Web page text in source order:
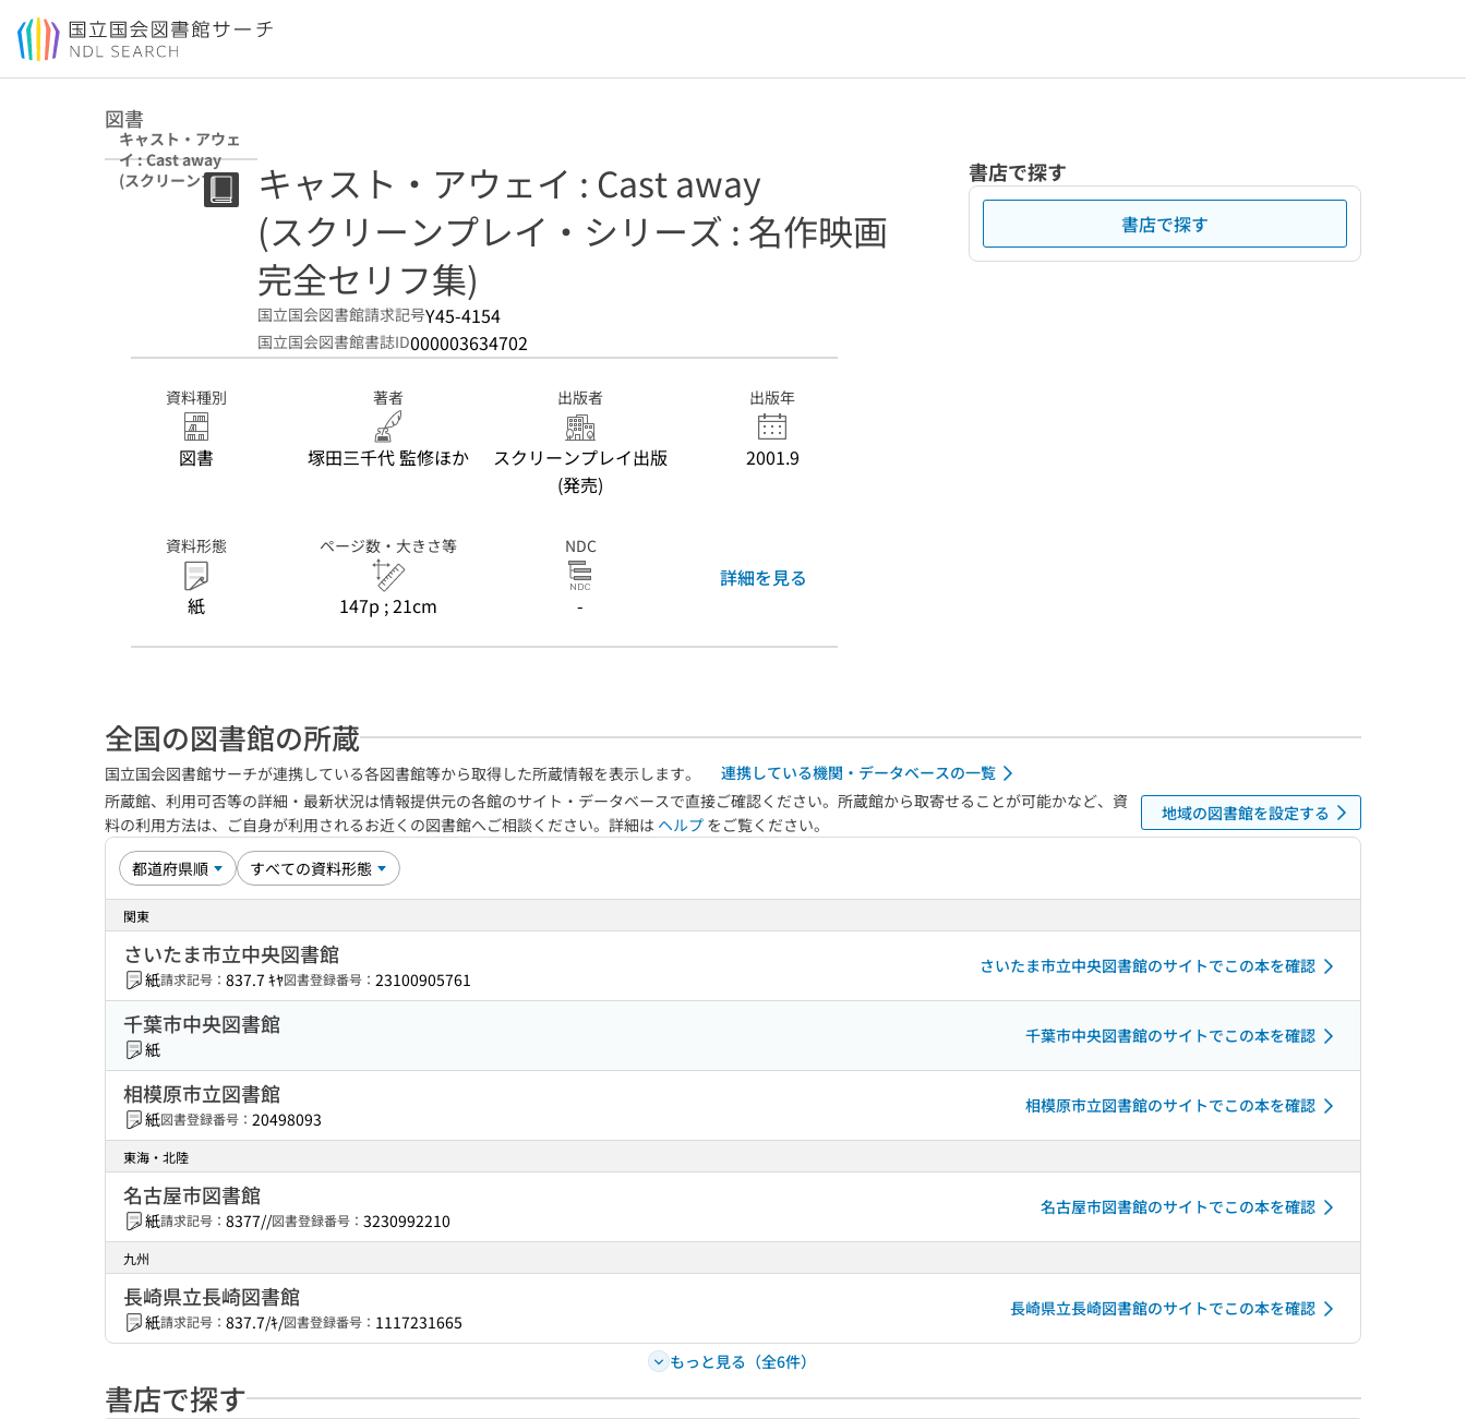
本文へ移動
図書
キャスト・アウェ
イ : Cast away
(スクリーンプレ
イ・シリーズ : 名
キャスト・アウェイ : Cast away
(スクリーンプレイ・シリーズ : 名作映画
完全セリフ集)
国立国会図書館請求記号Y45-4154
国立国会図書館書誌ID000003634702
資料種別
図書
著者
塚田三千代 監修ほか
出版者
スクリーンプレイ出版
(発売)
出版年
2001.9
資料形態
紙
ページ数・大きさ等
147p ; 21cm
NDC
-
詳細を見る
書店で探す
書店で探す
全国の図書館の所蔵
国立国会図書館サーチが連携している各図書館等から取得した所蔵情報を表示します。
連携している機関・データベースの一覧
所蔵館、利用可否等の詳細・最新状況は情報提供元の各館のサイト・データベースで直接ご確認ください。所蔵館から取寄せることが可能かなど、資
料の利用方法は、ご自身が利用されるお近くの図書館へご相談ください。詳細は ヘルプ をご覧ください。
地域の図書館を設定する
関東
さいたま市立中央図書館
紙請求記号： 837.7 ｷﾔ図書登録番号： 23100905761
さいたま市立中央図書館のサイトでこの本を確認
千葉市中央図書館
紙
千葉市中央図書館のサイトでこの本を確認
相模原市立図書館
紙図書登録番号： 20498093
相模原市立図書館のサイトでこの本を確認
東海・北陸
名古屋市図書館
紙請求記号： 8377//図書登録番号： 3230992210
名古屋市図書館のサイトでこの本を確認
九州
長崎県立長崎図書館
紙請求記号： 837.7/ｷ/図書登録番号： 1117231665
長崎県立長崎図書館のサイトでこの本を確認
もっと見る（全6件）
書店で探す